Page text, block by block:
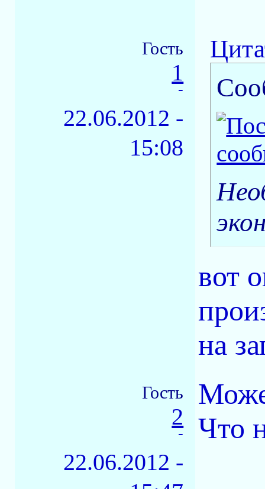
Гость
1
-
22.06.2012 -
15:08
вот
на
Гость
2
-
22.06.2012 -
Что